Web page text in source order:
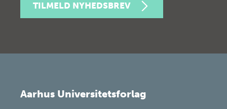
TILMELD NYHEDSBREV
Aarhus Universitetsforlag